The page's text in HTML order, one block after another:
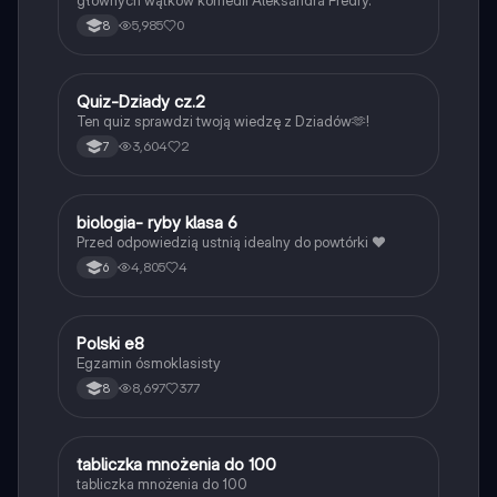
8 5,985 0
QJęzyk polski
Quiz-Dziady cz.2
Ten quiz sprawdzi twoją wiedzę z Dziadów🫶!
7 3,604 2
BBiologia
biologia- ryby klasa 6
Przed odpowiedzią ustnią idealny do powtórki ❤️
6 4,805 4
Język polski
Polski e8
Egzamin ósmoklasisty
8 8,697 377
TMatematyka
tabliczka mnożenia do 100
tabliczka mnożenia do 100